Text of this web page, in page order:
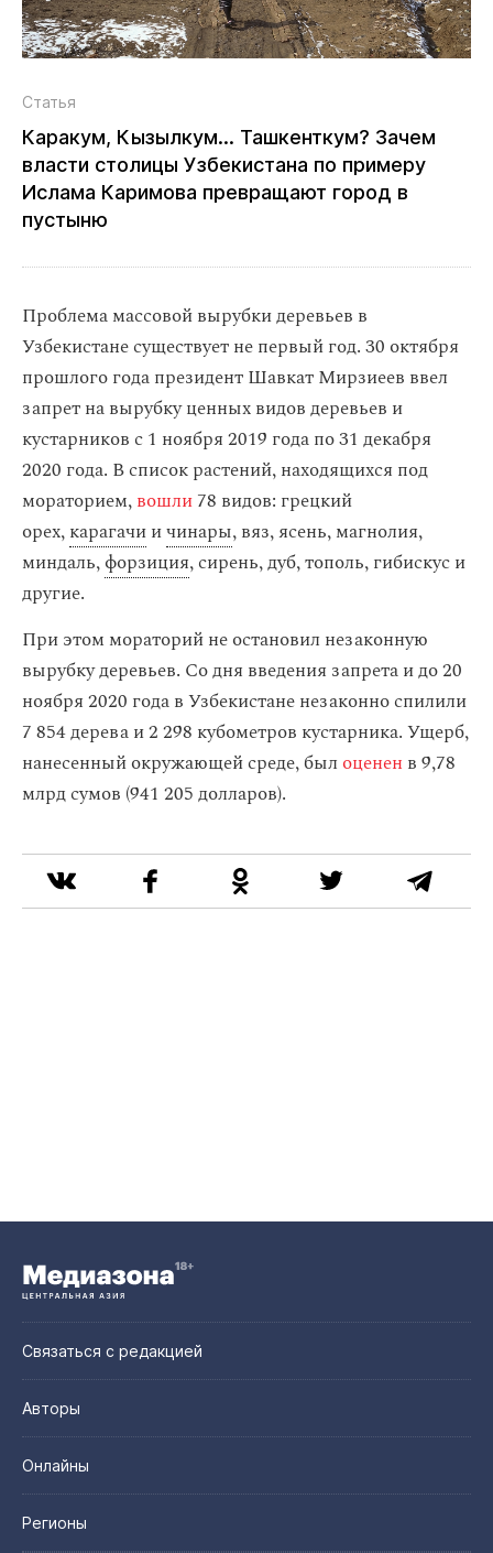
Статья
Каракум, Кызылкум... Ташкенткум? Зачем
власти столицы Узбекистана по примеру
Ислама Каримова превращают город в
пустыню
Проблема массовой вырубки деревьев в
Узбекистане существует не первый год. 30 октября
прошлого года президент Шавкат Мирзиеев ввел
запрет на вырубку ценных видов деревьев и
кустарников с 1 ноября 2019 года по 31 декабря
2020 года. В список растений, находящихся под
мораторием,вошли78 видов: грецкий
орех,карагачиичинары, вяз, ясень, магнолия,
миндаль,форзиция, сирень, дуб, тополь, гибискус и
другие.
При этом мораторий не остановил незаконную
вырубку деревьев. Со дня введения запрета и до 20
ноября 2020 года в Узбекистане незаконно спилили
7 854 дерева и 2 298 кубометров кустарника. Ущерб,
нанесенный окружающей среде, был оценен в 9,78
млрд сумов (941 205 долларов).
Связаться с редакцией
Авторы
Онлайны
Регионы